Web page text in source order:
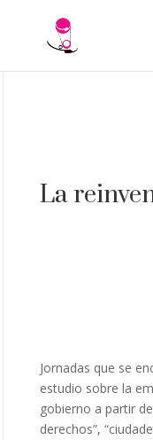
La
Jornadas que se
estudio sobre la
gobierno a partir
derechos”,